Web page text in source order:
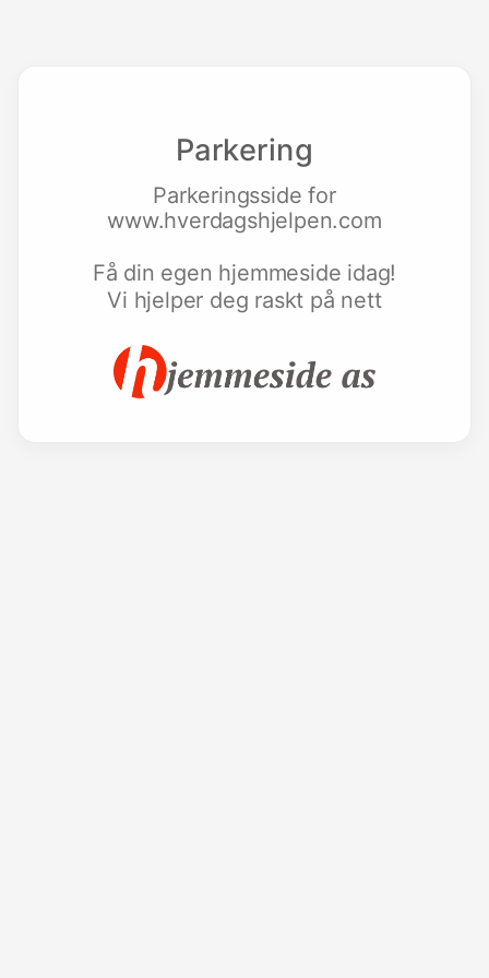
Parkering
Parkeringsside for
www.hverdagshjelpen.com
Få din egen hjemmeside idag!
Vi hjelper deg raskt på nett